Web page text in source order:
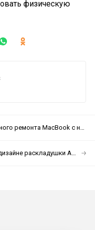
физическую
с неравномерной подсветкой
раскладушки Anycall